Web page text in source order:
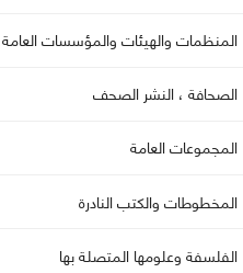
المنظمات والهيئات والمؤسسات العامة
الصحافة ، النشر الصحف
المجموعات العامة
المخطوطات والكتب النادرة
الفلسفة وعلومها المتصلة بها